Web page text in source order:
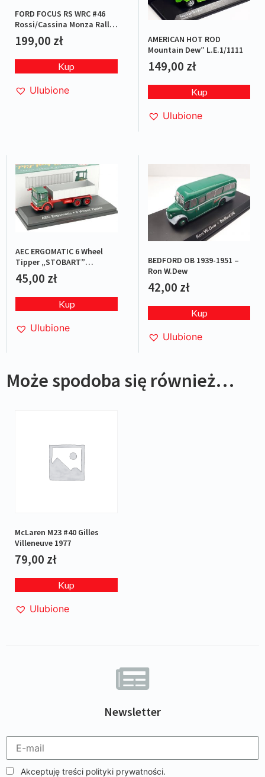
Newsletter
Akceptuję treści polityki prywatności.
FORD FOCUS RS WRC #46
Rossi/Cassina Monza Rally
2007 L.E.1/1008
199,00 zł
Kup
Ulubione
AMERICAN HOT ROD
Mountain Dew” L.E.1/1111
149,00 zł
Kup
Ulubione
AEC ERGOMATIC 6 Wheel
Tipper „STOBART”
Green/Red
45,00 zł
Kup
Ulubione
BEDFORD OB 1939-1951 –
Ron W.Dew
42,00 zł
Kup
Ulubione
Może spodoba się również…
McLaren M23 #40 Gilles
Villeneuve 1977
79,00 zł
Kup
Ulubione